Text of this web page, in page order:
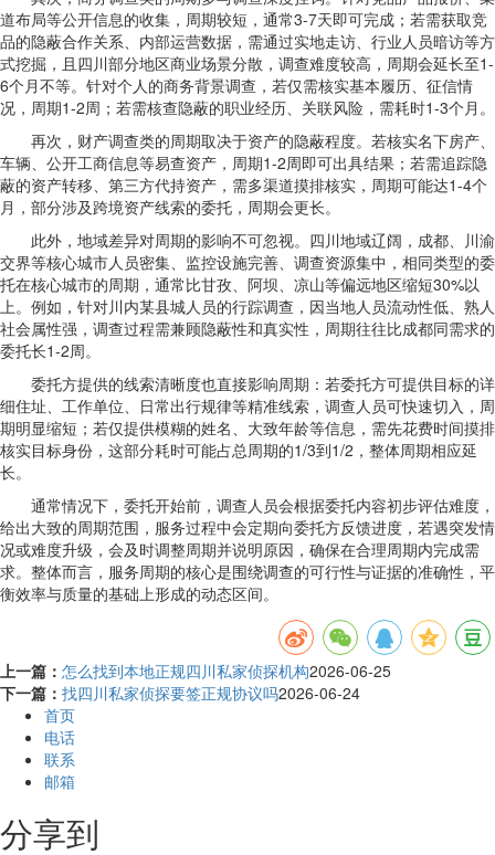
道布局等公开信息的收集，周期较短，通常3-7天即可完成；若需获取竞
品的隐蔽合作关系、内部运营数据，需通过实地走访、行业人员暗访等方
式挖掘，且四川部分地区商业场景分散，调查难度较高，周期会延长至1-
6个月不等。针对个人的商务背景调查，若仅需核实基本履历、征信情
况，周期1-2周；若需核查隐蔽的职业经历、关联风险，需耗时1-3个月。
再次，财产调查类的周期取决于资产的隐蔽程度。若核实名下房产、
车辆、公开工商信息等易查资产，周期1-2周即可出具结果；若需追踪隐
蔽的资产转移、第三方代持资产，需多渠道摸排核实，周期可能达1-4个
月，部分涉及跨境资产线索的委托，周期会更长。
此外，地域差异对周期的影响不可忽视。四川地域辽阔，成都、川渝
交界等核心城市人员密集、监控设施完善、调查资源集中，相同类型的委
托在核心城市的周期，通常比甘孜、阿坝、凉山等偏远地区缩短30%以
上。例如，针对川内某县城人员的行踪调查，因当地人员流动性低、熟人
社会属性强，调查过程需兼顾隐蔽性和真实性，周期往往比成都同需求的
委托长1-2周。
委托方提供的线索清晰度也直接影响周期：若委托方可提供目标的详
细住址、工作单位、日常出行规律等精准线索，调查人员可快速切入，周
期明显缩短；若仅提供模糊的姓名、大致年龄等信息，需先花费时间摸排
核实目标身份，这部分耗时可能占总周期的1/3到1/2，整体周期相应延
长。
通常情况下，委托开始前，调查人员会根据委托内容初步评估难度，
给出大致的周期范围，服务过程中会定期向委托方反馈进度，若遇突发情
况或难度升级，会及时调整周期并说明原因，确保在合理周期内完成需
求。整体而言，服务周期的核心是围绕调查的可行性与证据的准确性，平
衡效率与质量的基础上形成的动态区间。
上一篇： 怎么找到本地正规四川私家侦探机构2026-06-25
下一篇： 找四川私家侦探要签正规协议吗2026-06-24
首页
电话
联系
邮箱
分享到